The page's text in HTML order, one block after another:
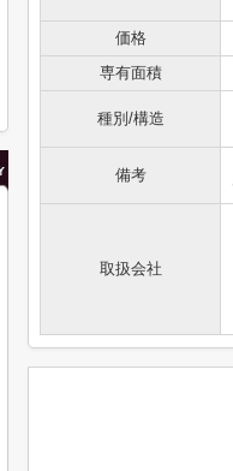
価格
専有面積
種別/構造
備考
取扱会社